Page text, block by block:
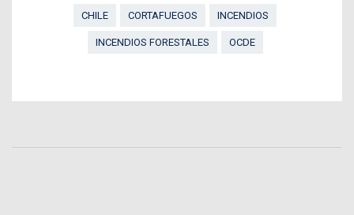
CHILE
CORTAFUEGOS INCENDIOS
INCENDIOS FORESTALES OCDE